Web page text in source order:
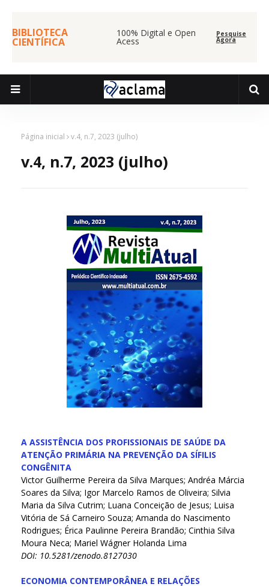
BIBLIOTECA
CIENTÍFICA
100% Digital e Open
Acess
Pesquise
Agora
Página inicial v.4, n.7, 2023 (julho)
v.4, n.7, 2023 (julho)
A ASSISTÊNCIA DOS PROFISSIONAIS DE SAÚDE DA
ATENÇÃO PRIMÁRIA NA PREVENÇÃO DA SÍFILIS
CONGÊNITA
Victor Guilherme Pereira da Silva Marques; Andréa Márcia
Soares da Silva; Igor Marcelo Ramos de Oliveira; Silvia
Maria da Silva Cutrim; Luana Conceição de Jesus; Luisa
Vitória de Sá Carneiro Souza; Amanda do Nascimento
Rodrigues; Érica Paulinne Pereira Brandão; Cinthia Silva
Moura Neca; Mariel Wágner Holanda Lima
DOI: 10.5281/zenodo.8127030
ECONOMIA CONTEMPORÂNEA E RELAÇÕES